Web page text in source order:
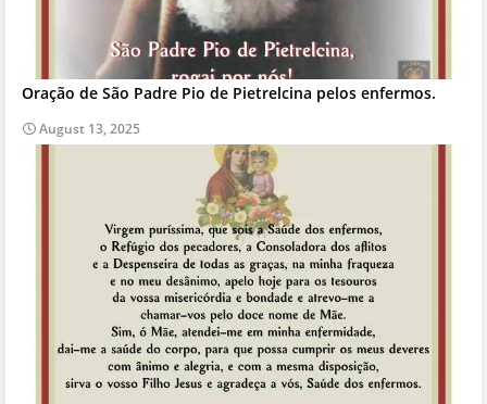
Oração de São Padre Pio de Pietrelcina pelos enfermos.
August 13, 2025